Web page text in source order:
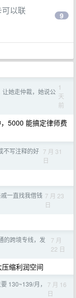
以联
9
她走仲裁，她说公 1
天
前
5000 能搞定律师费
不写注释的好 7 月 31
日
一直找我借钱 7 月 23
日
的跨境专线，发
7 月
22 日
缩利润空间
130~139/月，
7 月 16
日